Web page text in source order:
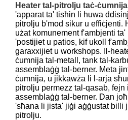
Heater tal-pitrolju taċ-ċumnija
'apparat ta' tisħin li huwa
pitrolju b'mod sikur u effiċjenti.
użat komunement f'ambjenti
'postijiet u patios, kif ukoll
garaxxijiet u workshops. Il-
ċumnija tal-metall, tank tal-
assemblaġġ tal-berner. Meta
ċumnija, u jikkawża li l-arja
pitrolju permezz tal-qasab,
assemblaġġ tal-berner. Dan
'sħana li jista' jiġi aġġustat billi
pitrolju.